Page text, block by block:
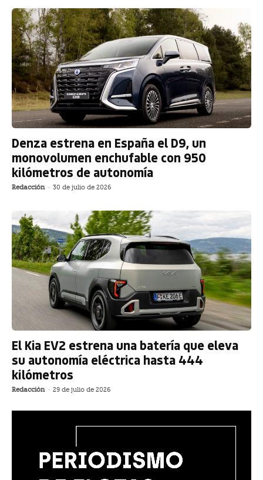
Denza estrena en España el D9, un
monovolumen enchufable con 950
kilómetros de autonomía
Redacción - 30 de julio de 2026
El Kia EV2 estrena una batería que eleva
su autonomía eléctrica hasta 444
kilómetros
Redacción - 29 de julio de 2026